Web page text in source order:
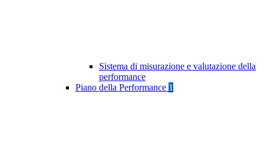
Sistema di misurazione e valutazione della
performance
Piano della Performance 1